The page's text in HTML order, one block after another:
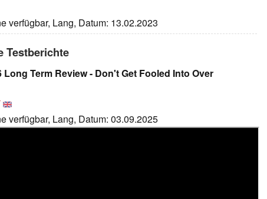
verfügbar, Lang, Datum: 13.02.2023
Testberichte
Long Term Review - Don't Get Fooled Into Over
verfügbar, Lang, Datum: 03.09.2025